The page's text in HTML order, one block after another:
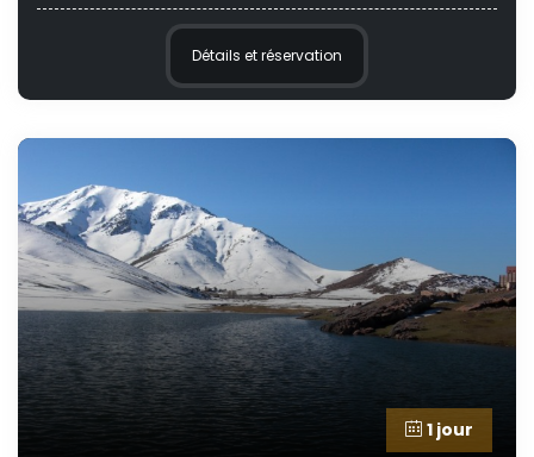
Détails et réservation
1 jour